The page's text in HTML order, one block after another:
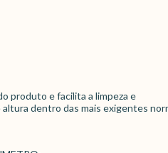
produto e facilita a limpeza e
dentro das mais exigentes